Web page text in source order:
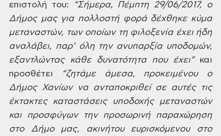
επιστολή του: “Σήμερα, Πέμπτη 29/06/2017, ο
Δήμος μας γιαπολλοστή φορά δέχθηκε κύμα
μεταναστών, των οποίων τη φιλοξενία έχει ήδη
αναλάβει, παρ’ όλη την ανυπαρξία υποδομών,
εξαντλώντας κάθε δυνατότητα που έχει”και
προσθέτει
“ζητάμεάμεσα, προκειμένου ο
Δήμος Χανίων να ανταποκριθείσε αυτές τις
έκτακτες καταστάσειςυποδοχής μεταναστών
και προσφύγων τηνπροσωρινή παραχώρηση
στο Δήμο μας, ακινήτου ευρισκόμενου στο